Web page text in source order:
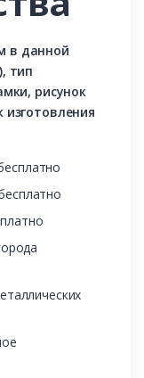
в данной
тип
рисунок